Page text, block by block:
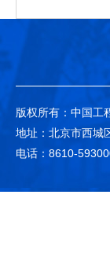
版权所有：中国工
地址：北京市西城
电话：8610-